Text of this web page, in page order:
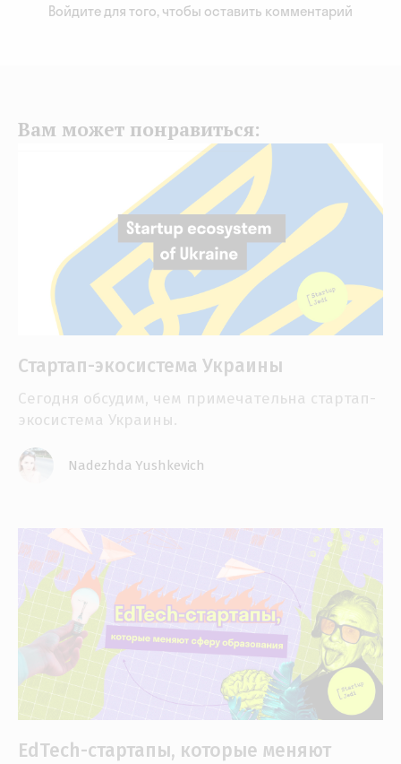
Войдите для того, чтобы оставить комментарий
Вам может понравиться:
Стартап-экосистема Украины
Сегодня обсудим, чем примечательна стартап-
экосистема Украины.
Nadezhda Yushkevich
EdTech-стартапы, которые меняют